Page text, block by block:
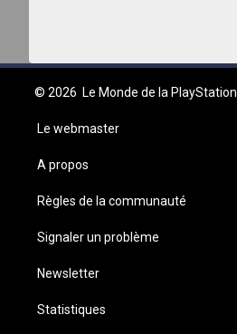
© 2026 Le Monde de la PlayStation
Le webmaster
A propos
Règles de la communauté
Signaler un problème
Newsletter
Statistiques